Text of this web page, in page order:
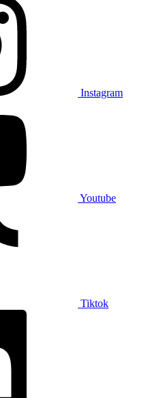
Instagram
Youtube
Tiktok